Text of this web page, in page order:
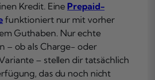
Kredit. Eine Prepaid-
funktioniert nur mit vorher
Guthaben. Nur echte
– ob als Charge- oder
– stellen dir tatsächlich
das du noch nicht